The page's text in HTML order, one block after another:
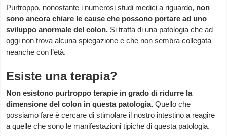
Purtroppo, nonostante i numerosi studi medici a riguardo, non
sono ancora chiare le cause che possono portare ad uno
sviluppo anormale del colon. Si tratta di una patologia che ad
oggi non trova alcuna spiegazione e che non sembra collegata
neanche con l’età.
Esiste una terapia?
Non esistono purtroppo terapie in grado di ridurre la
dimensione del colon in questa patologia. Quello che
possiamo fare è cercare di stimolare il nostro intestino a reagire
a quelle che sono le manifestazioni tipiche di questa patologia.